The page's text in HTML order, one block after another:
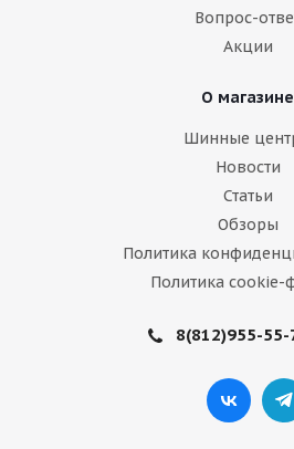
Вопрос-
Акции
О магазине
Шинные
Новости
Статьи
Обзоры
Политика
Политика cookie-
8(812)955-55-